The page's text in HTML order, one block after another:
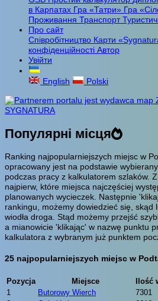
в Карпатах Гра «Татри» Гра
Проживання Транспорт
Про сайт
Співробітництво Карти
конфіденційності Автор
Увійти
English Polski
Популярні місця
Ranking najpopularniejszych miejsc w
opracowany jest na podstawie
podczas pracy z kalkulatorem szlaków.
najpierw, które miejsca najczęściej
planowanych wycieczek. Następnie
rankingu, możemy dowiedzieć się, skąd
wiodła droga. Stąd możemy przejść
a mianowicie 'klikając' w nazwę punktu
kalkulatora z wybranym już punktem
25 najpopularniejszych miejsc w
Pozycja Miejsce
Ilość
1
Butorowy Wierch
7301